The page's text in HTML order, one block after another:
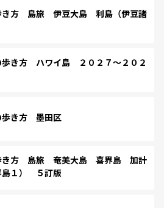
き方 島旅 伊豆大島 利島（伊豆諸
き方 ハワイ島 ２０２７～２０２
き方 墨田区
き方 島旅 奄美大島 喜界島 加計
島１） ５訂版